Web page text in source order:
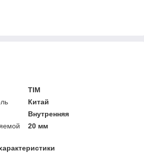
TIM
Китай
Внутренняя
20 мм